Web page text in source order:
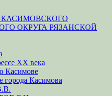
ОКРУГА РЯЗАНСКОЙ
XX века
Касимове
города Касимова